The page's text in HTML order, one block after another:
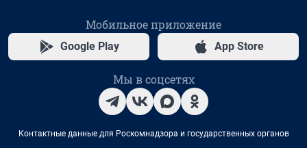
Мобильное приложение
Google Play App Store
Мы в соцсетях
Контактные данные для Роскомнадзора и государственных органов